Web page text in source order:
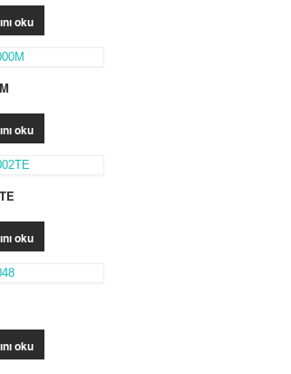
oku
oku
oku
oku